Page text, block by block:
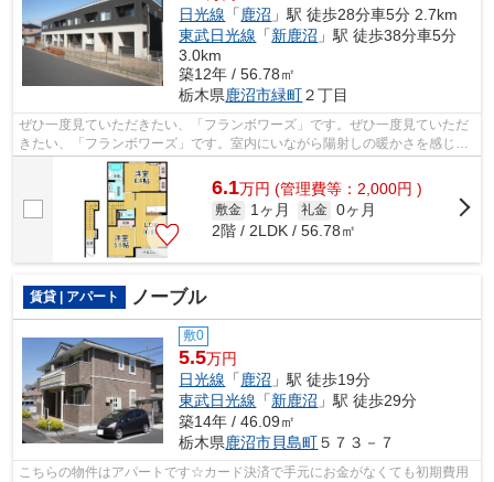
日光線 「鹿沼 」駅 徒歩28分車5分 2.7km
東武日光線 「新鹿沼 」駅 徒歩38分車5分
3.0km
築12年 / 56.78㎡
栃木県鹿沼市緑町２丁目
ぜひ一度見ていただきたい、「フランボワーズ」です。ぜひ一度見ていただ
きたい、「フランボワーズ」です。室内にいながら陽射しの暖かさを感じら
れる、魅力的な物件です。最上階の物...
6.1万円 (管理費等：2,000円 )
敷金 1ヶ月 礼金 0ヶ月
2階 / 2LDK / 56.78㎡
賃貸 | アパート ノーブル
敷0
5.5万円
日光線 「鹿沼 」駅 徒歩19分
東武日光線 「新鹿沼 」駅 徒歩29分
築14年 / 46.09㎡
栃木県鹿沼市貝島町５７３－７
こちらの物件はアパートです☆カード決済で手元にお金がなくても初期費用